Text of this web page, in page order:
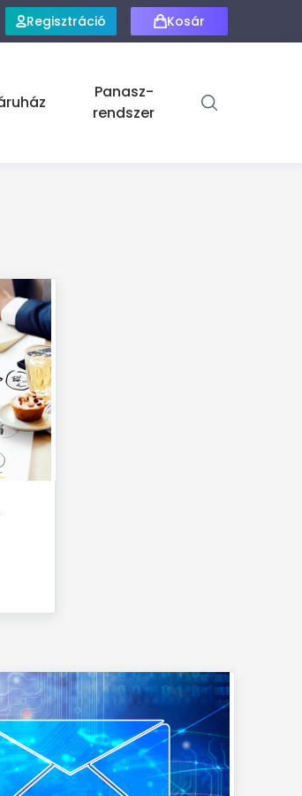
Regisztráció Kosár
Panasz-
rendszer